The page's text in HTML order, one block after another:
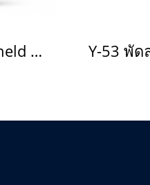
AK-FN49 Handheld Fan